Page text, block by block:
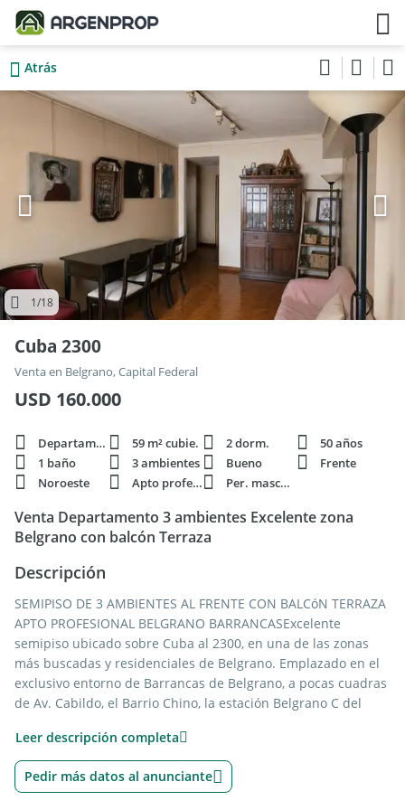
Atrás
1/18
Cuba 2300
Venta en Belgrano, Capital Federal
USD 160.000
Departamento 59 m² cubie. 2 dorm.
50 años
1 baño
3 ambientes Bueno
Frente
Noroeste
Apto profesi. Per. mascota
Venta Departamento 3 ambientes Excelente zona
Belgrano con balcón Terraza
Descripción
SEMIPISO DE 3 AMBIENTES AL FRENTE CON BALCóN TERRAZA
APTO PROFESIONAL BELGRANO BARRANCASExcelente
semipiso ubicado sobre Cuba al 2300, en una de las zonas
más buscadas y residenciales de Belgrano. Emplazado en el
exclusivo entorno de Barrancas de Belgrano, a pocas cuadras
de Av. Cabildo, el Barrio Chino, la estación Belgrano C del
numerosas líneas de colectivo.
La unidad se destaca por su excelente orientación noroeste,
que le brinda gran luminosidad natural durante gran parte
Leer descripción completa
Pedir más datos al anunciante